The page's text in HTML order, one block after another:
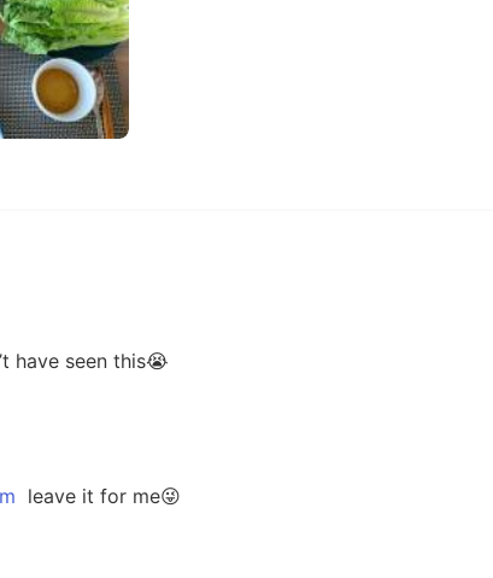
have seen this😭
leave it for me😜